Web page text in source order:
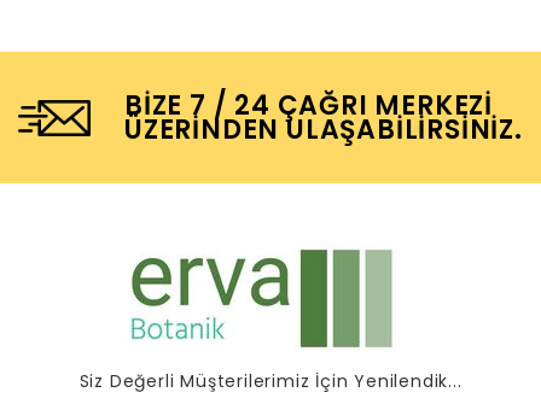
BIZE 7 / 24 ÇAĞRI MERKEZI
ÜZERINDEN ULAŞABILIRSINIZ.
Siz Değerli Müşterilerimiz İçin Yenilendik...